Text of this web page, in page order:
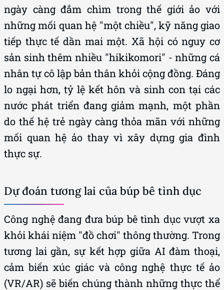
ngày càng đắm chìm trong thế giới ảo với
những mối quan hệ "một chiều", kỹ năng giao
tiếp thực tế dần mai một. Xã hội có nguy cơ
sản sinh thêm nhiều "hikikomori" - những cá
nhân tự cô lập bản thân khỏi cộng đồng. Đáng
lo ngại hơn, tỷ lệ kết hôn và sinh con tại các
nước phát triển đang giảm mạnh, một phần
do thế hệ trẻ ngày càng thỏa mãn với những
mối quan hệ ảo thay vì xây dựng gia đình
thực sự.
Dự đoán tương lai của búp bê tình dục
Công nghệ đang đưa búp bê tình dục vượt xa
khỏi khái niệm "đồ chơi" thông thường. Trong
tương lai gần, sự kết hợp giữa AI đàm thoại,
cảm biến xúc giác và công nghệ thực tế ảo
(VR/AR) sẽ biến chúng thành những thực thể